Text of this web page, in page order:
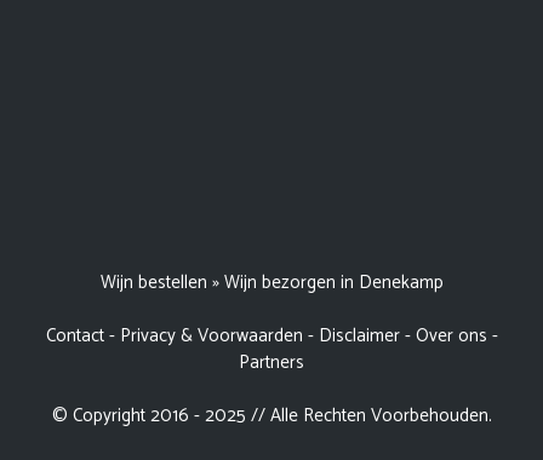
Wijn bestellen »Wijn bezorgen in Denekamp
Contact- Privacy & Voorwaarden - Disclaimer-Over ons -
Partners
© Copyright 2016 - 2025 // Alle Rechten Voorbehouden.